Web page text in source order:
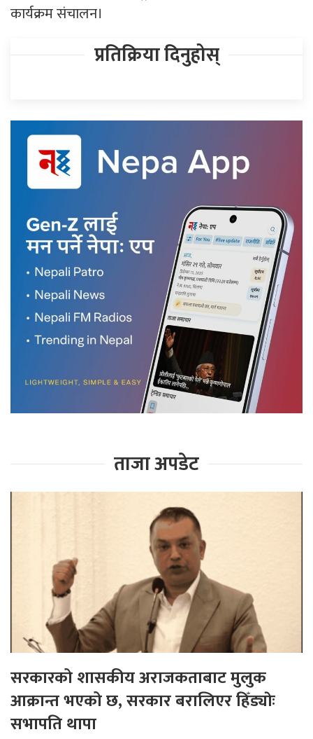
कार्यक्रम संचालन।
प्रतिक्रिया दिनुहोस्
ताजा अपडेट
सरकारको शासकीय अराजकताबाट मुलुक
आक्रान्त भएको छ, सरकार बरालिएर हिँड्याेः
सभापति थापा